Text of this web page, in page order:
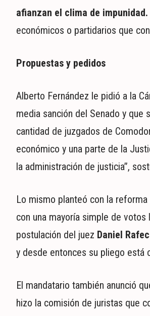
afianzan el clima de impunidad.
económicos o partidarios que
Propuestas y pedidos
Alberto Fernández le pidió a la
media sanción del Senado y
cantidad de juzgados de
económico y una parte de la
la administración de justicia”,
Lo mismo planteó con la
con una mayoría simple de
postulación del juez Daniel
y desde entonces su pliego está
El mandatario también anunció
hizo la comisión de juristas que